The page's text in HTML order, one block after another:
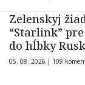
Zelenskyj
“Starlink”
do hĺbky
05. 08. 2026 | 109